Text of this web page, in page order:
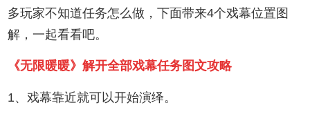
多玩家不知道任务怎么做，下面带来4个戏幕位置图
解，一起看看吧。
《无限暖暖》解开全部戏幕任务图文攻略
1、戏幕靠近就可以开始演绎。